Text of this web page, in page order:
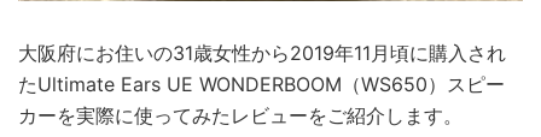
大阪府にお住いの31歳女性から2019年11月頃に購入され
たUltimate Ears UE WONDERBOOM（WS650）スピー
カーを実際に使ってみたレビューをご紹介します。